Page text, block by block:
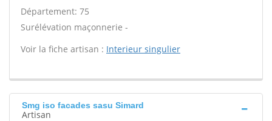
Département: 75
Surélévation maçonnerie -
Voir la fiche artisan : Interieur singulier
Smg iso facades sasu Simard
Artisan